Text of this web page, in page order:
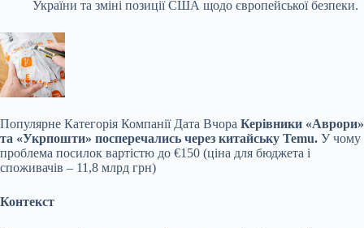
України та зміні позиції США щодо європейської безпеки.
Популярне Категорія Компанії Дата Вчора Керівники «Аврори»
та «Укрпошти» посперечались через китайську Temu. У чому
проблема посилок вартістю до €150 (ціна для бюджета і
споживачів – 11,8 млрд грн)
Контекст